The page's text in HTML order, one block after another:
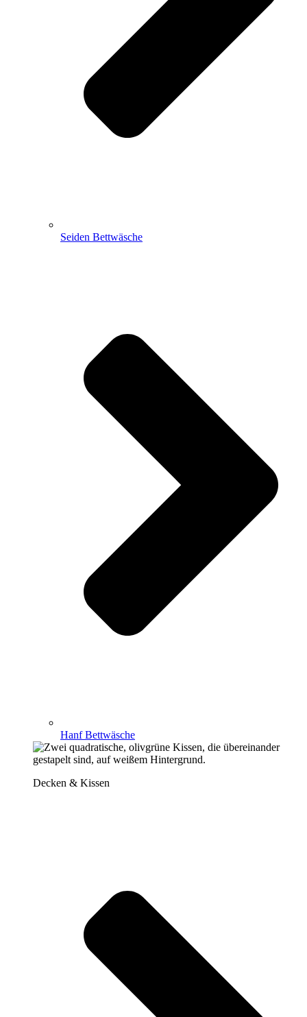
Seiden Bettwäsche
Hanf Bettwäsche
Decken & Kissen